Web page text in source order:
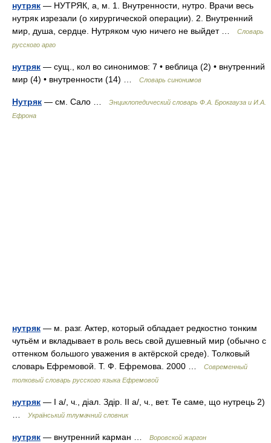
нутряк — НУТРЯК, а, м. 1. Внутренности, нутро. Врачи весь
нутряк изрезали (о хирургической операции). 2. Внутренний
мир, душа, сердце. Нутряком чую ничего не выйдет …
Словарь
русского арго
нутряк — сущ., кол во синонимов: 7 • веблица (2) • внутренний
мир (4) • внутренности (14) …
Словарь синонимов
Нутряк — см. Сало …
Энциклопедический словарь Ф.А. Брокгауза и И.А.
Ефрона
нутряк — м. разг. Актер, который обладает редкостно тонким
чутьём и вкладывает в роль весь свой душевный мир (обычно с
оттенком большого уважения в актёрской среде). Толковый
словарь Ефремовой. Т. Ф. Ефремова. 2000 …
Современный
толковый словарь русского языка Ефремовой
нутряк — I а/, ч., діал. Здір. II а/, ч., вет. Те саме, що нутрець 2)
Український тлумачний словник
нутряк — внутренний карман … Воровской жаргон